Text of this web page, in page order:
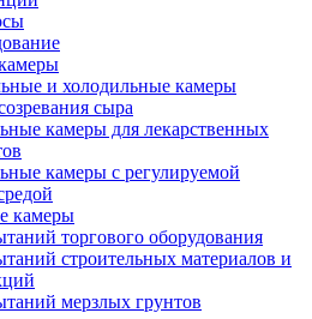
и холодильные камеры
сыра
камеры для лекарственных
камеры с регулируемой
камеры
торгового оборудования
строительных материалов и
мерзлых грунтов